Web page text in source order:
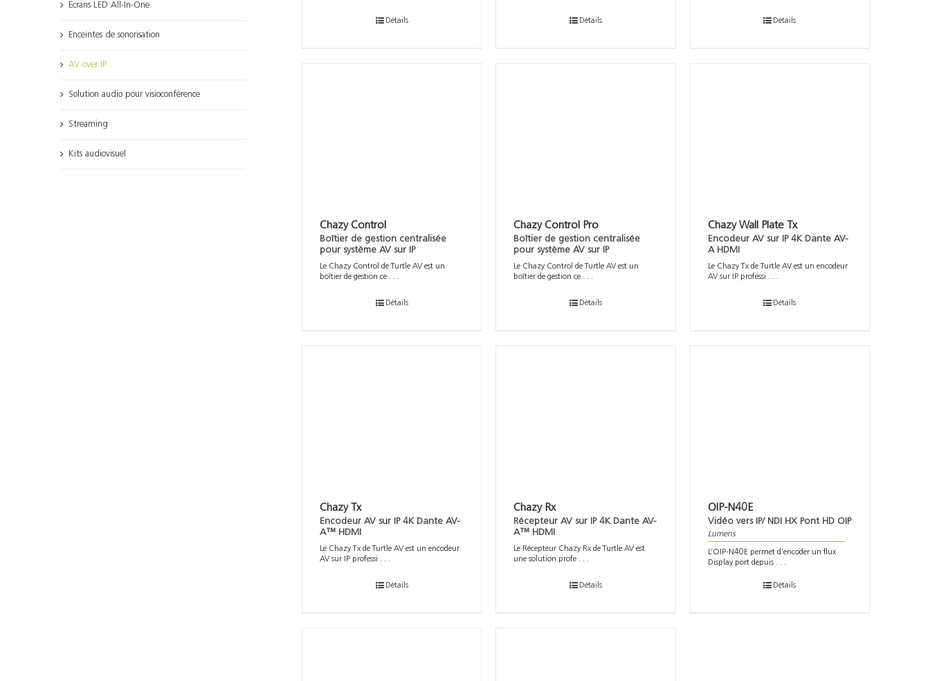
Détails Détails Détails
Chazy Control
Boîtier de gestion centralisée
pour système AV sur IP
Le Chazy Control de Turtle AV est un
boîtier de gestion ce . . .
Détails
Chazy Control Pro
Boîtier de gestion centralisée
pour système AV sur IP
Le Chazy Control de Turtle AV est un
boîtier de gestion ce . . .
Détails
Chazy Wall Plate Tx
Encodeur AV sur IP 4K Dante AV-
A HDMI
Le Chazy Tx de Turtle AV est un encodeur
AV sur IP professi . . .
Détails
Chazy Tx
Encodeur AV sur IP 4K Dante AV-
A™ HDMI
Le Chazy Tx de Turtle AV est un encodeur
AV sur IP professi . . .
Détails
Chazy Rx
Récepteur AV sur IP 4K Dante AV-
A™ HDMI
Le Récepteur Chazy Rx de Turtle AV est
une solution profe . . .
Détails
OIP-N40E
Vidéo vers IP/ NDI HX Pont HD OIP
Lumens
L’OIP-N40E permet d’encoder un flux
Display port depuis . . .
Détails
Écrans LED All-In-One
Enceintes de sonorisation
AV over IP
Solution audio pour visioconférence
Streaming
Kits audiovisuel